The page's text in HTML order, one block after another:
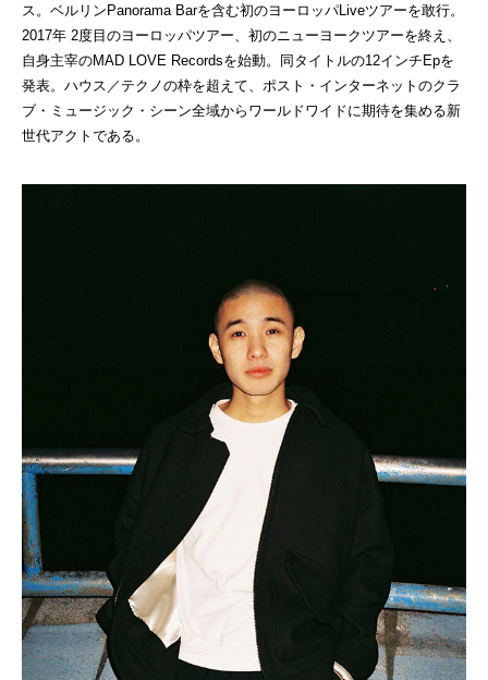
ス。ベルリンPanorama Barを含む初のヨーロッパLiveツアーを敢行。
2017年 2度目のヨーロッパツアー、初のニューヨークツアーを終え、
自身主宰のMAD LOVE Recordsを始動。同タイトルの12インチEpを
発表。ハウス／テクノの枠を超えて、ポスト・インターネットのクラ
ブ・ミュージック・シーン全域からワールドワイドに期待を集める新
世代アクトである。